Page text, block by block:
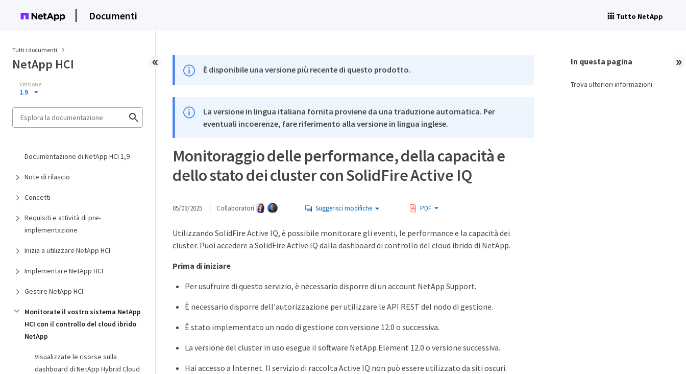
Documenti Tutto NetApp
Tutti i documenti
NetApp HCI
Versione
1.9
Documentazione di NetApp HCI 1,9
Note di rilascio
Concetti
Requisiti e attività di pre-
implementazione
Inizia a utilizzare NetApp HCI
Implementare NetApp HCI
Gestire NetApp HCI
Monitorate il vostro sistema NetApp
HCI con il controllo del cloud ibrido
NetApp
Visualizzate le risorse sulla
dashboard di NetApp Hybrid Cloud
È disponibile una versione più recente di questo prodotto.
La versione in lingua italiana fornita proviene da una traduzione automatica. Per
eventuali incoerenze, fare riferimento alla versione in lingua inglese.
Monitoraggio delle performance, della capacità e
dello stato dei cluster con SolidFire Active IQ
05/09/2025 Collaboratori Suggerisci modifiche PDF
Utilizzando SolidFire Active IQ, è possibile monitorare gli eventi, le performance e la capacità dei
cluster. Puoi accedere a SolidFire Active IQ dalla dashboard di controllo del cloud ibrido di NetApp.
Prima di iniziare
Per usufruire di questo servizio, è necessario disporre di un account NetApp Support.
È necessario disporre dell'autorizzazione per utilizzare le API REST del nodo di gestione.
È stato implementato un nodo di gestione con versione 12.0 o successiva.
La versione del cluster in uso esegue il software NetApp Element 12.0 o versione successiva.
Hai accesso a Internet. Il servizio di raccolta Active IQ non può essere utilizzato da siti oscuri.
In questa pagina
Trova ulteriori informazioni